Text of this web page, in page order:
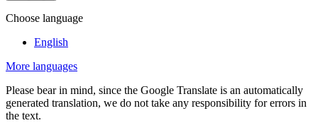
Choose language
English
More languages
Please bear in mind, since the Google Translate is an automatically
generated translation, we do not take any responsibility for errors in
the text.